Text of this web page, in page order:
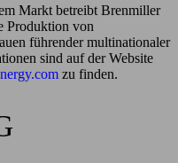
Markt betreibt Brenmiller
Produktion von
führender multinationaler
sind auf der Website
zu finden.